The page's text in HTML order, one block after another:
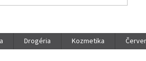
Drogéria Kozmetika